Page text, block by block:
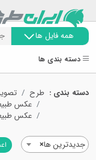
همه فایل ها
دسته بندی ها
دسته بندی : طرح
عکس
عکس
×جدیدترین ها